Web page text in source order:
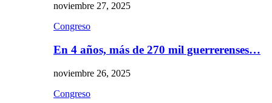
noviembre 27, 2025
Congreso
En 4 años, más de 270 mil guerrerenses…
noviembre 26, 2025
Congreso